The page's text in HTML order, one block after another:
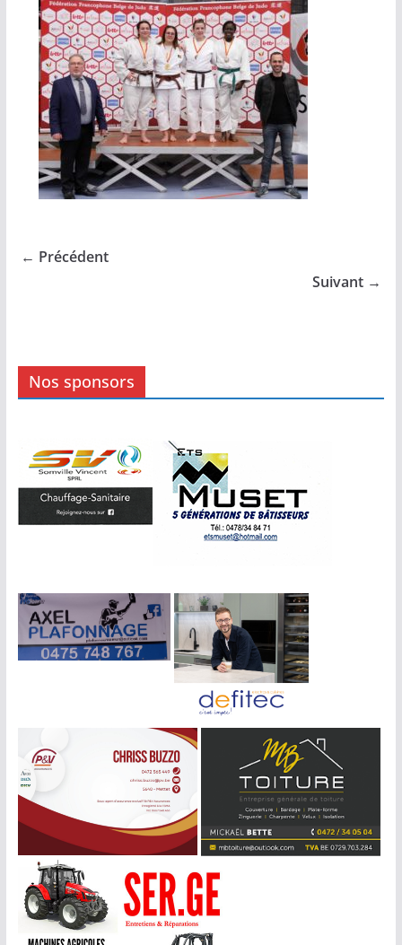
← Précédent
Suivant →
Nos sponsors